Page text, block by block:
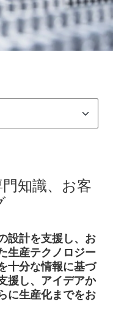
知識、お客
設計を支援し、お
生産テクノロジー
十分な情報に基づ
援し、アイデアか
に生産化までをお